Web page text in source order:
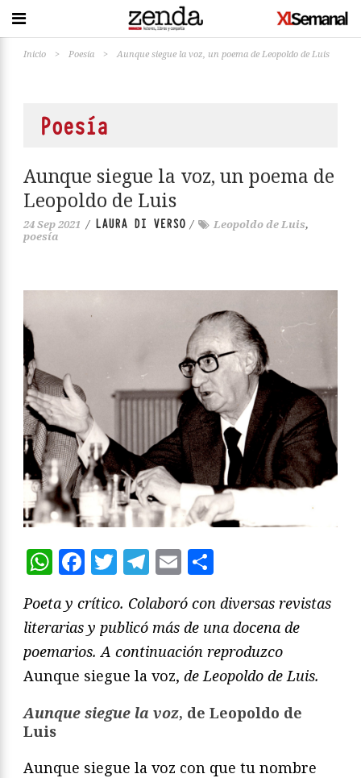
Inicio > Poesía > Aunque siegue la voz, un poema de Leopoldo de Luis
Poesía
Aunque siegue la voz, un poema de
Leopoldo de Luis
24 Sep 2021 / LAURA DI VERSO / Leopoldo de Luis,
poesía
WhatsApp
Facebook
Twitter
Telegram
Email
Poeta y crítico. Colaboró con diversas revistas
literarias y publicó más de una docena de
poemarios. A continuación reproduzco
Aunque siegue la voz, de Leopoldo de Luis.
Aunque siegue la voz, de Leopoldo de
Luis
Aunque siegue la voz con que tu nombre